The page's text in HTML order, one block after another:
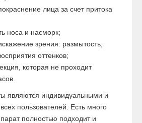
лица за счет притока
носа и насморк;
зрения: размытость,
оттенков;
которая не проходит
являются индивидуальными и
пользователей. Есть много
полностью подходит и